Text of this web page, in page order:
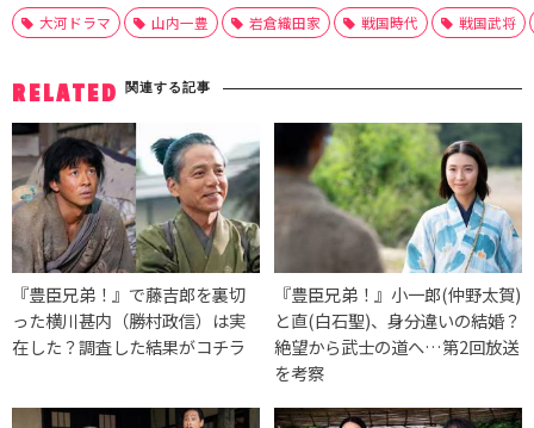
大河ドラマ 山内一豊 岩倉織田家 戦国時代 戦国武将
RELATED 関連する記事
『豊臣兄弟！』で藤吉郎を裏切
った横川甚内（勝村政信）は実
在した？調査した結果がコチラ
『豊臣兄弟！』小一郎(仲野太賀)
と直(白石聖)、身分違いの結婚？
絶望から武士の道へ…第2回放送
を考察